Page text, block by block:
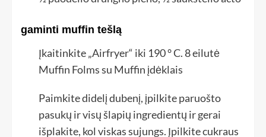
gaminti muffin tešlą
Įkaitinkite „Airfryer“ iki 190 ° C. 8 eilutė
Muffin Folms su Muffin įdėklais
Paimkite didelį dubenį, įpilkite paruošto
pasukų ir visų šlapių ingredientų ir gerai
išplakite, kol viskas sujungs. Įpilkite cukraus